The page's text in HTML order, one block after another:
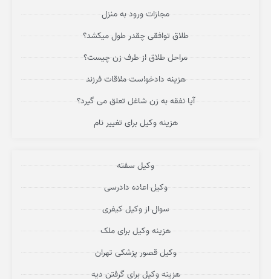
مجازات ورود به منزل
طلاق توافقی چقدر طول میکشد؟
مراحل طلاق از طرف زن چیست؟
هزینه دادخواست ملاقات فرزند
آیا نفقه به زن شاغل تعلق می گیرد؟
هزینه وکیل برای تغییر نام
وکیل سفته
وکیل اعاده دادرسی
سوال از وکیل کیفری
هزینه وکیل برای ملک
وکیل قصور پزشکی تهران
هزینه وکیل برای گرفتن دیه